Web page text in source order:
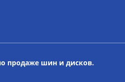
продаже шин и дисков.